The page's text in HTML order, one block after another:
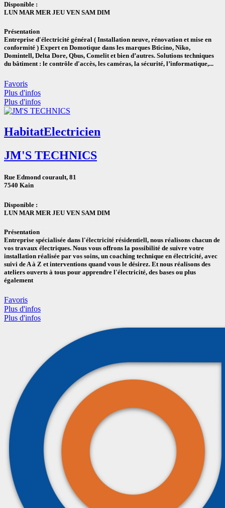
Disponible :
LUN MAR MER JEU VEN SAM DIM
Présentation
Entreprise d'électricité général ( Installation neuve, rénovation et mise en
conformité ) Expert en Domotique dans les marques Bticino, Niko,
Domintell, Delta Dore, Qbus, Comelit et bien d’autres. Solutions techniques
du bâtiment : le contrôle d'accès, les caméras, la sécurité, l’informatique,...
Favoris
Plus d'infos
Plus d'infos
HabitatElectricien
JM'S TECHNICS
Rue Edmond courault, 81
7540 Kain
Disponible :
LUN MAR MER JEU VENSAM DIM
Présentation
Entreprise spécialisée dans l'électricité résidentiell, nous réalisons chacun de
vos travaux électriques. Nous vous offrons la possibilité de suivre votre
installation réalisée par vos soins, un coaching technique en électricité, avec
suivi de A à Z et interventions quand vous le désirez. Et nous réalisons des
ateliers ouverts à tous pour apprendre l'électricité, des bases ou plus
également
Favoris
Plus d'infos
Plus d'infos